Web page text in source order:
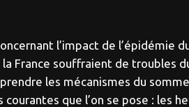
l’impact de
France souffraient de troubles
les mécanismes du
que l’on se pose :